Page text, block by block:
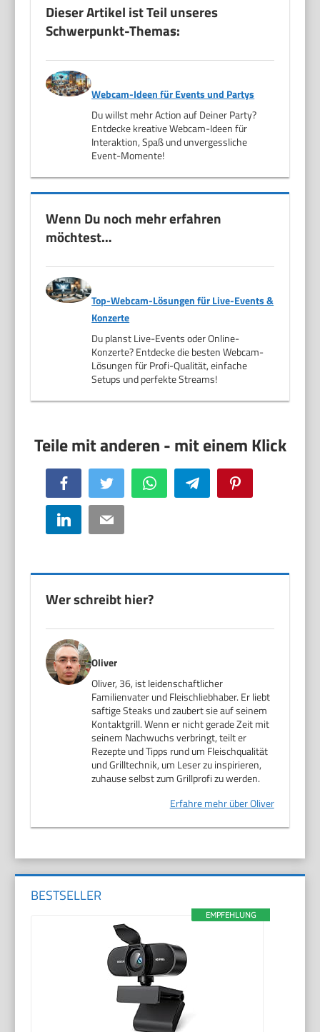
Dieser Artikel ist Teil unseres
Schwerpunkt-Themas:
Webcam-Ideen für Events und Partys
Du willst mehr Action auf Deiner Party?
Entdecke kreative Webcam-Ideen für
Interaktion, Spaß und unvergessliche
Event-Momente!
Wenn Du noch mehr erfahren
möchtest…
Top-Webcam-Lösungen für Live-Events &
Konzerte
Du planst Live-Events oder Online-
Konzerte? Entdecke die besten Webcam-
Lösungen für Profi-Qualität, einfache
Setups und perfekte Streams!
Facebook Twitter WhatsApp Telegram
LinkedIn Email
Wer schreibt hier?
Oliver
Oliver, 36, ist leidenschaftlicher
Familienvater und Fleischliebhaber. Er liebt
saftige Steaks und zaubert sie auf seinem
Kontaktgrill. Wenn er nicht gerade Zeit mit
seinem Nachwuchs verbringt, teilt er
Rezepte und Tipps rund um Fleischqualität
und Grilltechnik, um Leser zu inspirieren,
zuhause selbst zum Grillprofi zu werden.
Erfahre mehr über Oliver
BESTSELLER
EMPFEHLUNG